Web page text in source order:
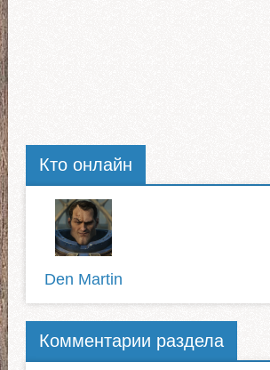
Кто онлайн
Den Martin
Комментарии раздела